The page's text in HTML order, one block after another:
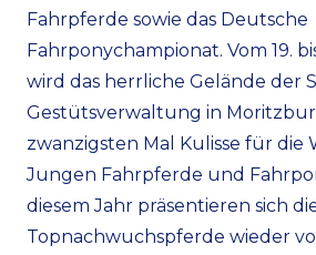
Fahrpferde sowie das Deutsche
Fahrponychampionat. Vom 19.
wird das herrliche Gelände der
Gestütsverwaltung in
zwanzigsten Mal Kulisse für
Jungen Fahrpferde und
diesem Jahr präsentieren sich
Topnachwuchspferde wieder